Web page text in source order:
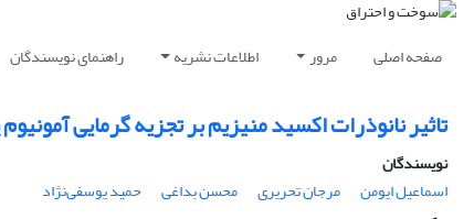
صفحه اصلی مرور اطلاعات نشریه راهنمای نویسندگان
تاثیر نانوذرات اکسید منیزیم بر تجزیه گرمایی
نویسندگان
اسماعیل ایومن
مرجان تحریری محسن بداغی
حمید یوسفی‌نژاد